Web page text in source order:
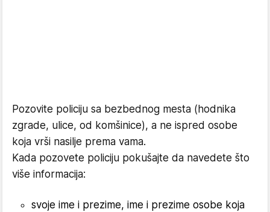
Pozovite policiju sa bezbednog mesta (hodnika
zgrade, ulice, od komšinice), a ne ispred osobe
koja vrši nasilje prema vama.
Kada pozovete policiju pokušajte da navedete što
više informacija:
svoje ime i prezime, ime i prezime osobe koja